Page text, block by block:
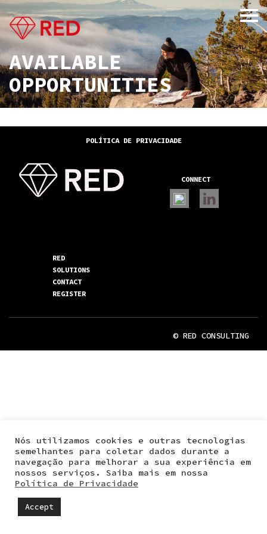
AVAILABLE
OPPORTUNITIES
x
POLÍTICA DE PRIVACIDADE
CONNECT
RED
SOLUTIONS
CONTACT
REGISTER
© RED CONSULTING
Nós utilizamos cookies e outras tecnologias
semelhantes para coletar dados durante a
navegação para melhorar a sua experiência em
nossos serviços. Saiba mais em nossa
Política de Privacidade
Accept